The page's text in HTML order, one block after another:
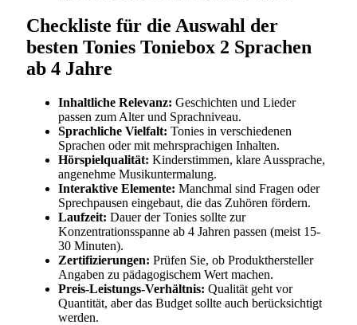
Checkliste für die Auswahl der
besten Tonies Toniebox 2 Sprachen
ab 4 Jahre
Inhaltliche Relevanz: Geschichten und Lieder
passen zum Alter und Sprachniveau.
Sprachliche Vielfalt: Tonies in verschiedenen
Sprachen oder mit mehrsprachigen Inhalten.
Hörspielqualität: Kinderstimmen, klare Aussprache,
angenehme Musikuntermalung.
Interaktive Elemente: Manchmal sind Fragen oder
Sprechpausen eingebaut, die das Zuhören fördern.
Laufzeit: Dauer der Tonies sollte zur
Konzentrationsspanne ab 4 Jahren passen (meist 15-
30 Minuten).
Zertifizierungen: Prüfen Sie, ob Produkthersteller
Angaben zu pädagogischem Wert machen.
Preis-Leistungs-Verhältnis: Qualität geht vor
Quantität, aber das Budget sollte auch berücksichtigt
werden.